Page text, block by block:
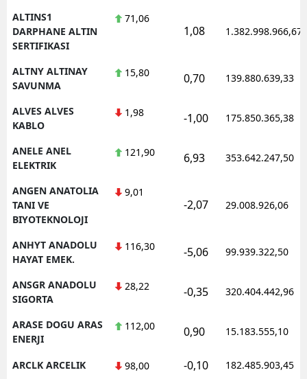
ALTINS1
DARPHANE ALTIN
SERTIFIKASI
71,06
1,08 1.382.998.966,67
ALTNY ALTINAY
SAVUNMA
15,80 0,70 139.880.639,33
ALVES ALVES
KABLO
1,98 -1,00 175.850.365,38
ANELE ANEL
ELEKTRIK
121,90 6,93 353.642.247,50
ANGEN ANATOLIA
TANI VE
BIYOTEKNOLOJI
9,01
-2,07 29.008.926,06
ANHYT ANADOLU
HAYAT EMEK.
116,30 -5,06 99.939.322,50
ANSGR ANADOLU
SIGORTA
28,22 -0,35 320.404.442,96
ARASE DOGU ARAS
ENERJI
112,00 0,90 15.183.555,10
ARCLK ARCELIK 98,00 -0,10 182.485.903,45